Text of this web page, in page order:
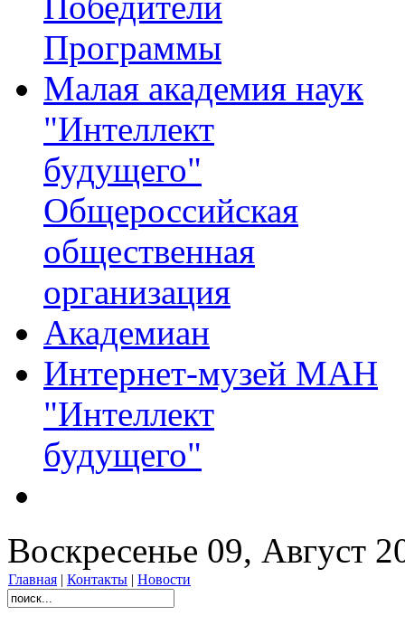
Программы
Малая академия наук
"Интеллект
будущего"
Общероссийская
общественная
организация
Академиан
Интернет-музей МАН
"Интеллект
будущего"
Воскресенье 09, Август
Главная | Контакты | Новости